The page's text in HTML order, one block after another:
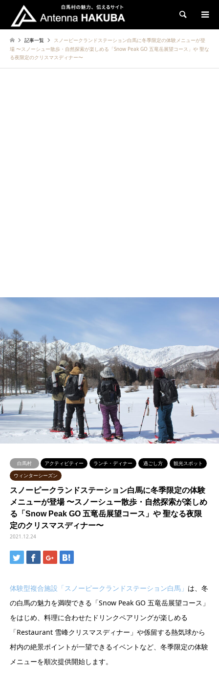
検索
記事一覧
スノーピークランドステーション白馬に冬季限定の体験メニューが登
場 〜スノーシュー散歩・自然探索が楽しめる「Snow Peak GO 五竜岳展望コース」や 聖な
る夜限定のクリスマスディナー〜
白馬村 アクティビティー ランチ・ディナー 過ごし方
観光スポット
ウィンターシーズン
スノーピークランドステーション白馬に冬季限定の体験
メニューが登場 〜スノーシュー散歩・自然探索が楽しめ
る「Snow Peak GO 五竜岳展望コース」や 聖なる夜限
定のクリスマスディナー〜
2021.12.24
体験型複合施設「スノーピークランドステーション白馬」 は、冬
の白馬の魅力を満喫できる「Snow Peak GO 五⻯岳展望コース」
をはじめ、料理に合わせたドリンクペアリングが楽しめる
「Restaurant 雪峰クリスマスディナー」や係留する熱気球から
村内の絶景ポイントが一望できるイベントなど、冬季限定の体験
メニューを順次提供開始します。